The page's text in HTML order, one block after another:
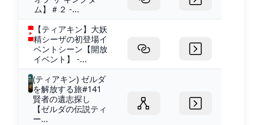
ム】＃２ -...
【ティアキン】大妖
精シーザの初登場イ
ベントシーン【開放
イベント】 -...
(ティアキン) ゼルダ
を解放する旅#141
賢者の遺志探し
【ゼルダの伝説ティ
ー...